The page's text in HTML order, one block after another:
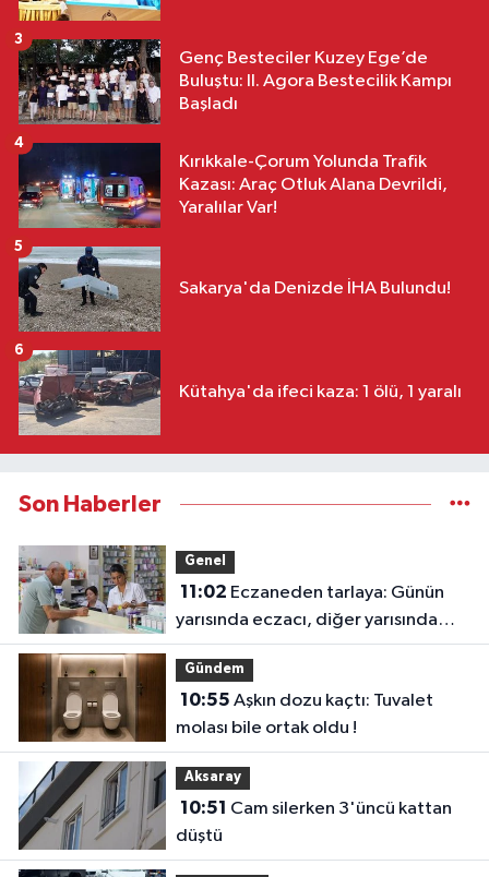
Genç Besteciler Kuzey Ege’de
Buluştu: II. Agora Bestecilik Kampı
Başladı
3
Kırıkkale-Çorum Yolunda Trafik
Kazası: Araç Otluk Alana Devrildi,
Yaralılar Var!
4
Sakarya'da Denizde İHA Bulundu!
5
Kütahya'da ifeci kaza: 1 ölü, 1 yaralı
6
Son Haberler
Genel
11:02
yarısında eczacı, diğer yarısında
çiftçi
Gündem
10:55
molası bile ortak oldu !
Aksaray
10:51
düştü